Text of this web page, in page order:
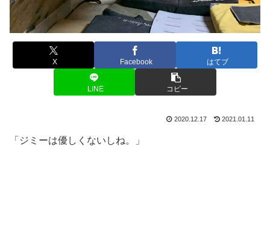
X Facebook はてブ
LINE コピー
2020.12.17 2021.01.11
「ジミーは優しくないしね。」